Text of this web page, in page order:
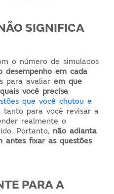
SIGNIFICA
o número de simulados
desempenho em cada
para avaliarem que
você precisa
que você chutou e
tanto para você revisar a
realmente o
Portanto, não adianta
antes fixar as questões
PARA A